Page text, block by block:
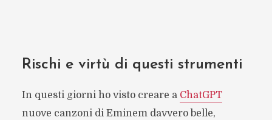
Rischi e virtù di questi strumenti
In questi giorni ho visto creare a ChatGPT
nuove canzoni di Eminem davvero belle,